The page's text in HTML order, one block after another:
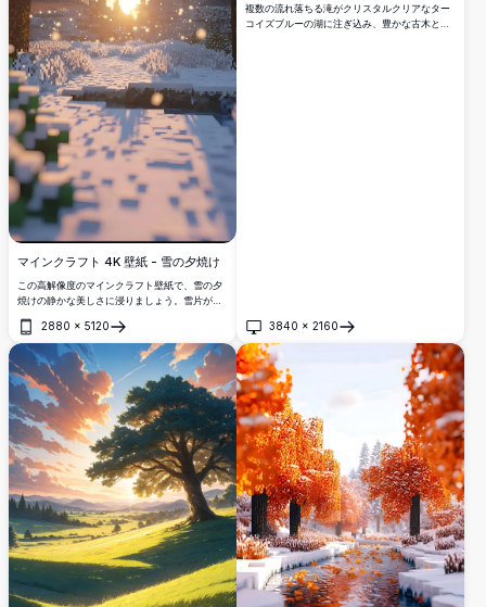
マインクラフト 4K 壁紙 - 雪の夕焼け
この高解像度のマインクラフト壁紙で、雪の夕
焼けの静かな美しさに浸りましょう。雪片がピ
のマインクラフト愛好者のデバイスにもぴった
りの穏やかで魅力的なシーンを作り出します。
2880 × 5120
開く
複数の流れ落ちる滝がクリスタルクリアなター
コイズブルーの湖に注ぎ込み、豊かな古木と
3840 × 2160
開く